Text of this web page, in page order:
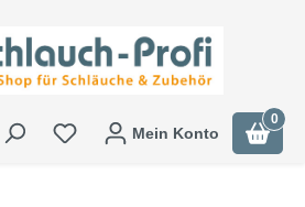
Mein Konto
0